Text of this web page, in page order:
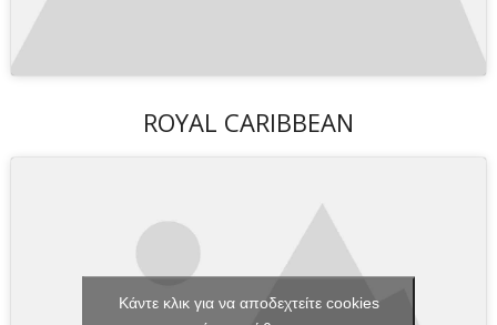
ROYAL CARIBBEAN
Κάντε κλικ για να αποδεχτείτε cookies